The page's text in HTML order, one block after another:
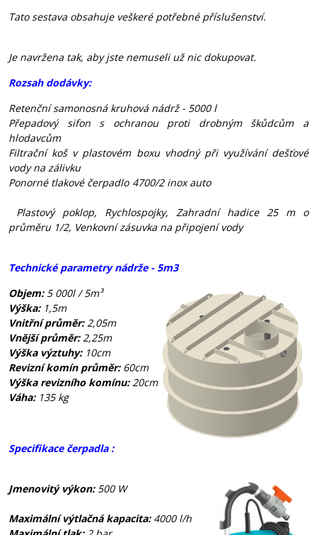
Tato sestava obsahuje veškeré potřebné příslušenství.
Je navržena tak, aby jste nemuseli už nic dokupovat.
Rozsah dodávky:
Retenční samonosná kruhová nádrž - 5000 l
Přepadový sifon
s ochranou proti drobným škůdcům a
hlodavcům
Filtrační koš v plastovém boxu vhodný při využívání dešťové
vody na zálivku
Ponorné tlakové čerpadlo 4700/2 inox auto
Plastový poklop, Rychlospojky, Zahradní hadice 25 m o
průměru 1/2, Venkovní zásuvka na připojení vody
Technické parametry nádrže - 5m3
Objem: 5 000l / 5m³
Výška: 1,5m
Vnitřní průměr:2,05m
Vnější průměr:2,25m
Výška výztuhy: 10cm
Revizní komín průměr:60cm
Výška revizního komínu:20cm
Váha: 135 kg
Specifikace čerpadla :
Jmenovitý výkon: 500 W
Maximální výtlačná kapacita: 4000 l/h